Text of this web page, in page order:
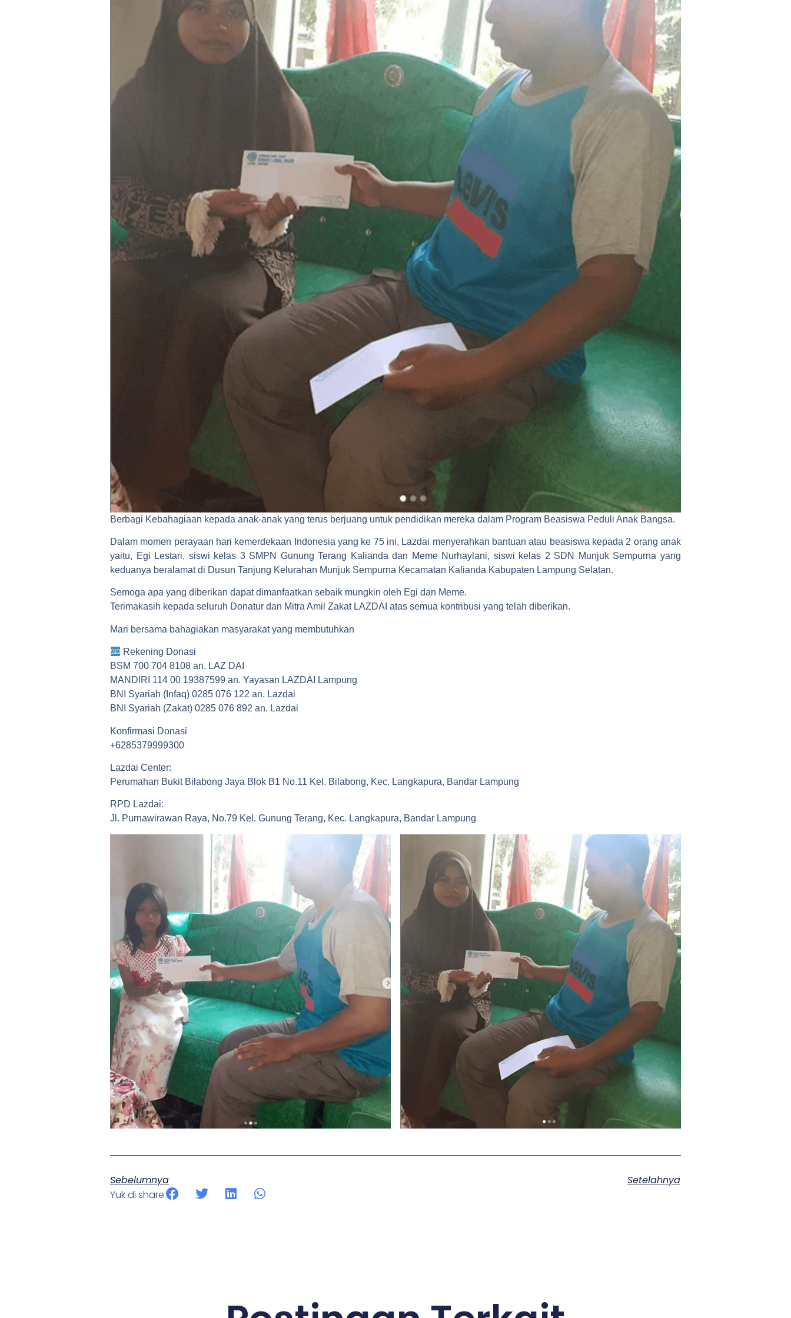
Berbagi Kebahagiaan kepada anak-anak yang terus berjuang untuk pendidikan mereka dalam Program Beasiswa Peduli Anak Bangsa.
Dalam momen perayaan hari kemerdekaan Indonesia yang ke 75 ini, Lazdai menyerahkan bantuan atau beasiswa kepada 2 orang anak
yaitu, Egi Lestari, siswi kelas 3 SMPN Gunung Terang Kalianda dan Meme Nurhaylani, siswi kelas 2 SDN Munjuk Sempurna yang
keduanya beralamat di Dusun Tanjung Kelurahan Munjuk Sempurna Kecamatan Kalianda Kabupaten Lampung Selatan.
Semoga apa yang diberikan dapat dimanfaatkan sebaik mungkin oleh Egi dan Meme.
Terimakasih kepada seluruh Donatur dan Mitra Amil Zakat LAZDAI atas semua kontribusi yang telah diberikan.
Mari bersama bahagiakan masyarakat yang membutuhkan
Rekening Donasi
BSM 700 704 8108 an. LAZ DAI
MANDIRI 114 00 19387599 an. Yayasan LAZDAI Lampung
BNI Syariah (Infaq) 0285 076 122 an. Lazdai
BNI Syariah (Zakat) 0285 076 892 an. Lazdai
Konfirmasi Donasi
+6285379999300
Lazdai Center:
Perumahan Bukit Bilabong Jaya Blok B1 No.11 Kel. Bilabong, Kec. Langkapura, Bandar Lampung
RPD Lazdai:
Jl. Purnawirawan Raya, No.79 Kel. Gunung Terang, Kec. Langkapura, Bandar Lampung
Sebelumnya
Setelahnya
Yuk di share: